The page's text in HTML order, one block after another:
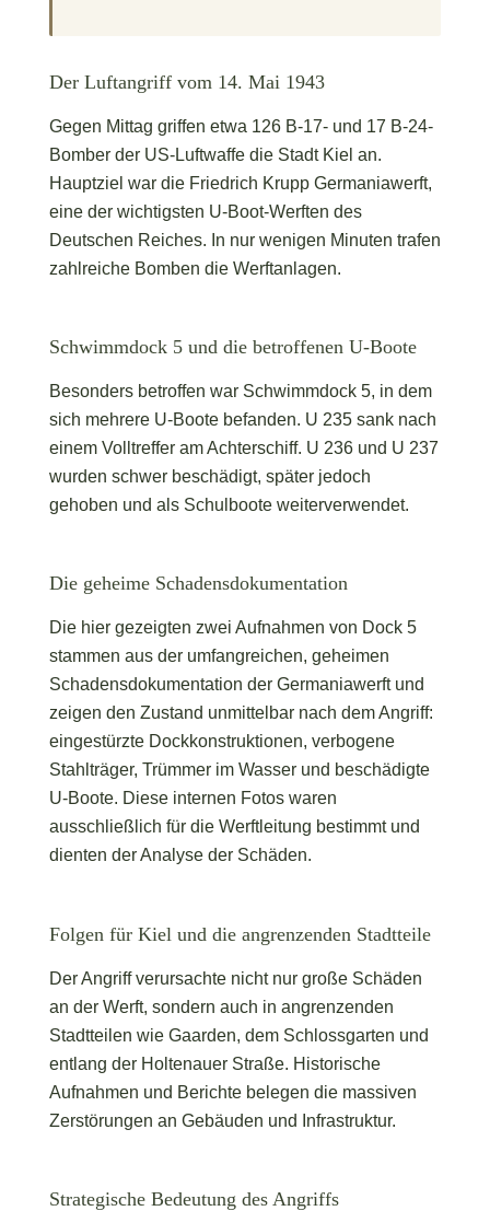
Der Luftangriff vom 14. Mai 1943
Gegen Mittag griffen etwa 126 B-17- und 17 B-24-
Bomber der US-Luftwaffe die Stadt Kiel an.
Hauptziel war die Friedrich Krupp Germaniawerft,
eine der wichtigsten U-Boot-Werften des
Deutschen Reiches. In nur wenigen Minuten trafen
zahlreiche Bomben die Werftanlagen.
Schwimmdock 5 und die betroffenen U-Boote
Besonders betroffen war Schwimmdock 5, in dem
sich mehrere U-Boote befanden. U 235 sank nach
einem Volltreffer am Achterschiff. U 236 und U 237
wurden schwer beschädigt, später jedoch
gehoben und als Schulboote weiterverwendet.
Die geheime Schadensdokumentation
Die hier gezeigten zwei Aufnahmen von Dock 5
stammen aus der umfangreichen, geheimen
Schadensdokumentation der Germaniawerft und
zeigen den Zustand unmittelbar nach dem Angriff:
eingestürzte Dockkonstruktionen, verbogene
Stahlträger, Trümmer im Wasser und beschädigte
U-Boote. Diese internen Fotos waren
ausschließlich für die Werftleitung bestimmt und
dienten der Analyse der Schäden.
Folgen für Kiel und die angrenzenden Stadtteile
Der Angriff verursachte nicht nur große Schäden
an der Werft, sondern auch in angrenzenden
Stadtteilen wie Gaarden, dem Schlossgarten und
entlang der Holtenauer Straße. Historische
Aufnahmen und Berichte belegen die massiven
Zerstörungen an Gebäuden und Infrastruktur.
Strategische Bedeutung des Angriffs